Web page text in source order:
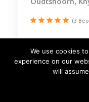
(3
We use cookies
experience on our
will